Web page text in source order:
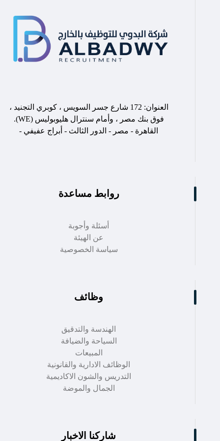
العنوان: 172 شارع جسر السويس ، كوبري التجنيد ،
فوق بنك مصر ، وأمام سنترال هليوبوليس (WE).
القاهرة - مصر - الدور الثالث - أبراج عفيفي -
روابط مساعدة
أسئلة وأجوبة
عن الهيئة
سياسة الخصوصية
وظائف
الهندسة والتدقيق
السياحة والضيافة
المبيعات
الوظائف الادارية والقانونية
التدريس والشون الاكاديمية
الجمال والموضة
شاركنا الاخبار